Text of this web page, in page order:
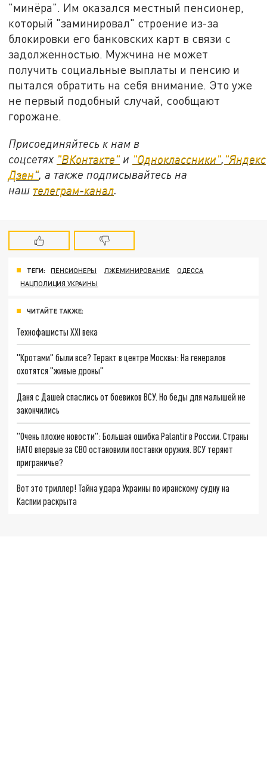
"минёра". Им оказался местный пенсионер,
который "заминировал" строение из-за
блокировки его банковских карт в связи с
задолженностью. Мужчина не может
получить социальные выплаты и пенсию и
пытался обратить на себя внимание. Это уже
не первый подобный случай, сообщают
горожане.
Присоединяйтесь к нам в
соцсетях "ВКонтакте" и "Одноклассники", "Яндекс
Дзен", а также подписывайтесь на
наш телеграм-канал.
ТЕГИ: ПЕНСИОНЕРЫ ЛЖЕМИНИРОВАНИЕ
ОДЕССА
НАЦПОЛИЦИЯ УКРАИНЫ
ЧИТАЙТЕ ТАКЖЕ:
Технофашисты XXI века
"Кротами" были все? Теракт в центре Москвы: На генералов
охотятся "живые дроны"
Даня с Дашей спаслись от боевиков ВСУ. Но беды для малышей не
закончились
"Очень плохие новости": Большая ошибка Palantir в России. Страны
НАТО впервые за СВО остановили поставки оружия. ВСУ теряют
приграничье?
Вот это триллер! Тайна удара Украины по иранскому судну на
Каспии раскрыта